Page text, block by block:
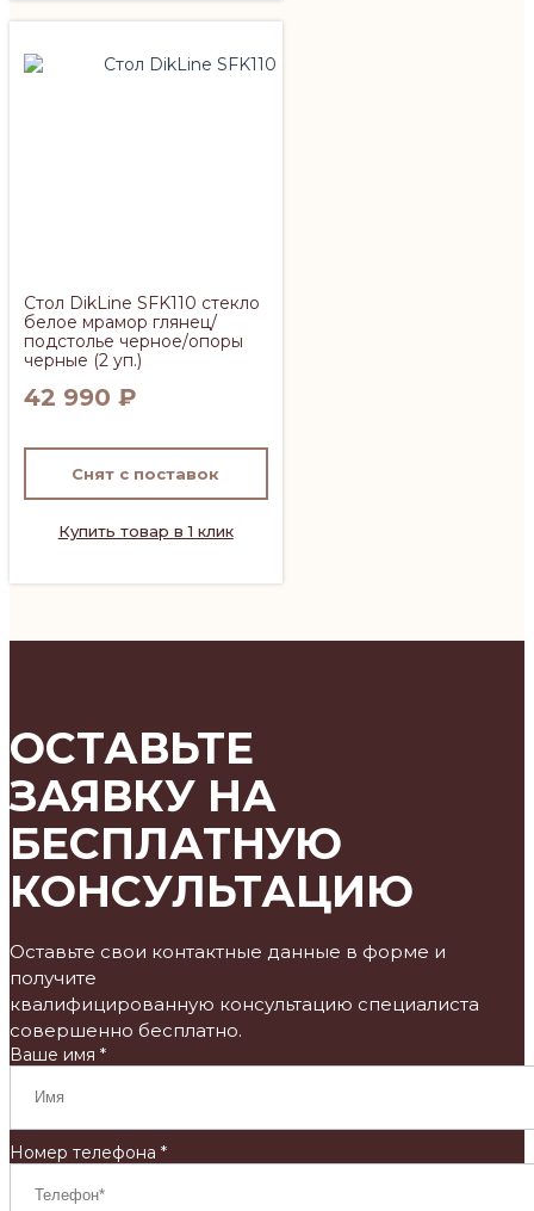
Стол DikLine SFK110 стекло
белое мрамор глянец/
подстолье черное/опоры
черные (2 уп.)
42 990 ₽
Снят с поставок
Купить товар в 1 клик
ОСТАВЬТЕ
ЗАЯВКУ НА
БЕСПЛАТНУЮ
КОНСУЛЬТАЦИЮ
Оставьте свои контактные данные в форме и
получите
квалифицированную консультацию специалиста
совершенно бесплатно.
Ваше имя *
Номер телефона *